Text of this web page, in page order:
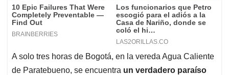
A solo tres horas de Bogotá, en la vereda Agua Caliente
de Paratebueno, se encuentra un verdadero paraíso